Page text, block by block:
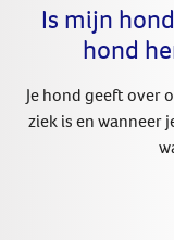
Is mijn
hond
Je hond geeft over
ziek is en wanneer